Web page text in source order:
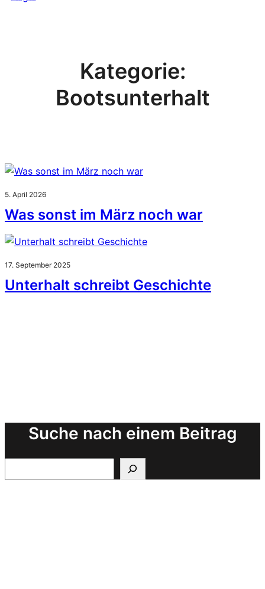
Kategorie:
Bootsunterhalt
5. April 2026
Was sonst im März noch war
17. September 2025
Unterhalt schreibt Geschichte
Suche nach einem Beitrag